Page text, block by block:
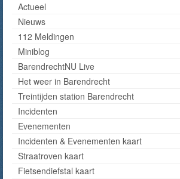
Actueel
Nieuws
112 Meldingen
Miniblog
BarendrechtNU Live
Het weer in Barendrecht
Treintijden station Barendrecht
Incidenten
Evenementen
Incidenten & Evenementen kaart
Straatroven kaart
Fietsendiefstal kaart